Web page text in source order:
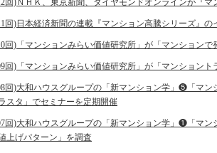
回)ＮＨＫ、東京新聞、ダイヤモンドオンラインが『マ
回)日本経済新聞の連載『マンション高騰シリーズ』の
回)「マンションみらい価値研究所」が「マンションで
回)「マンションみらい価値研究所」が「マンショント
回)大和ハウスグループの「新マンション学」❺「マン
スタ」でセミナーを定期開催
回)大和ハウスグループの「新マンション学」❶「マン
上げパターン」を調査